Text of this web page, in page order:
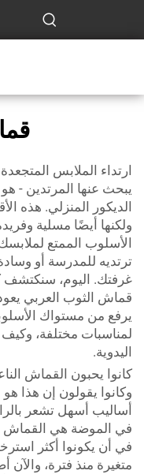
ارتداء الملابس
يبحث عنها المرتدين -
الديكور المنزلي. هذه
ولكنها أيضًا مسلية
الأسلوب الممتع
ترتديه للمدرسة أو
غرفتك. اليوم، سنكتشف
قماش الثوب العربي
يرفع من مستواك
لمناسبات مختلفة،
اليدوية.
كانوا يحبون القماش
وكانوا يقولون إن هذا
أساليب أسهل تشعر
في الموضة هي القماش
في أن يكونوا أكثر
متغيرة منذ فترة، والآن